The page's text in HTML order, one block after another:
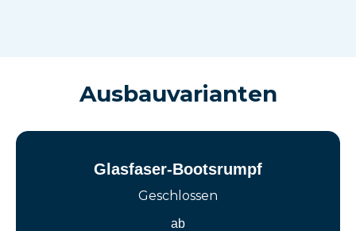
Ausbauvarianten
Glasfaser-Bootsrumpf
Geschlossen
ab